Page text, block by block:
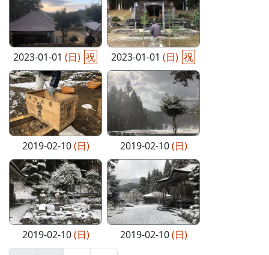
2023-01-01 (日) 祝 2023-01-01 (日) 祝
2019-02-10(日) 2019-02-10(日)
2019-02-10(日) 2019-02-10(日)